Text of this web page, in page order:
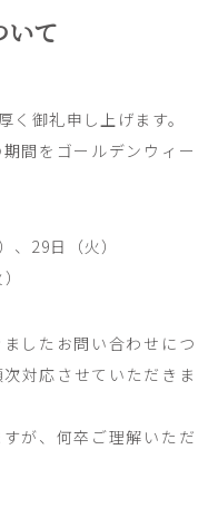
て
く御礼申し上げます。
間をゴールデンウィー
、29日（火）
したお問い合わせにつ
対応させていただきま
が、何卒ご理解いただ